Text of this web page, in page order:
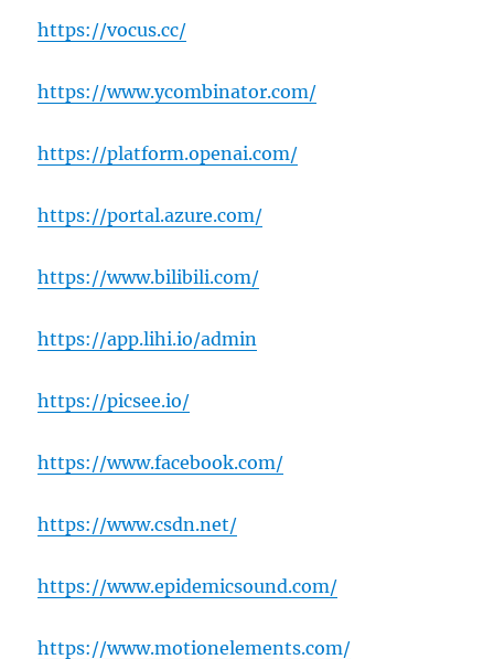
https://vocus.cc/
https://www.ycombinator.com/
https://platform.openai.com/
https://portal.azure.com/
https://www.bilibili.com/
https://app.lihi.io/admin
https://picsee.io/
https://www.facebook.com/
https://www.csdn.net/
https://www.epidemicsound.com/
https://www.motionelements.com/